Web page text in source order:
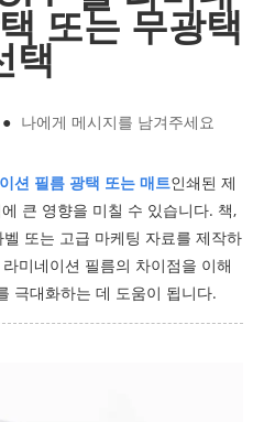
또는 무광택
택
● 나에게 메시지를 남겨주세요
션 필름 광택 또는 매트인쇄된 제
큰 영향을 미칠 수 있습니다. 책,
또는 고급 마케팅 자료를 제작하
미네이션 필름의 차이점을 이해
극대화하는 데 도움이 됩니다.